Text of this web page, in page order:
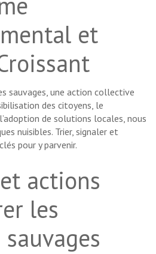
et
sauvages, une action collective
des citoyens, le
de solutions locales, nous
nuisibles. Trier, signaler et
pour y parvenir.
actions
les